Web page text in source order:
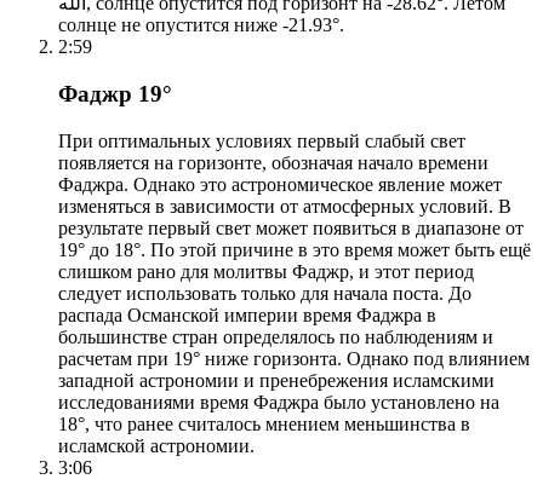
солнце не опустится ниже -21.93°.
2:59
Фаджр 19°
При оптимальных условиях первый слабый свет
появляется на горизонте, обозначая начало времени
Фаджра. Однако это астрономическое явление может
изменяться в зависимости от атмосферных условий. В
результате первый свет может появиться в диапазоне от
19° до 18°. По этой причине в это время может быть ещё
слишком рано для молитвы Фаджр, и этот период
следует использовать только для начала поста. До
распада Османской империи время Фаджра в
большинстве стран определялось по наблюдениям и
расчетам при 19° ниже горизонта. Однако под влиянием
западной астрономии и пренебрежения исламскими
исследованиями время Фаджра было установлено на
18°, что ранее считалось мнением меньшинства в
исламской астрономии.
3:06